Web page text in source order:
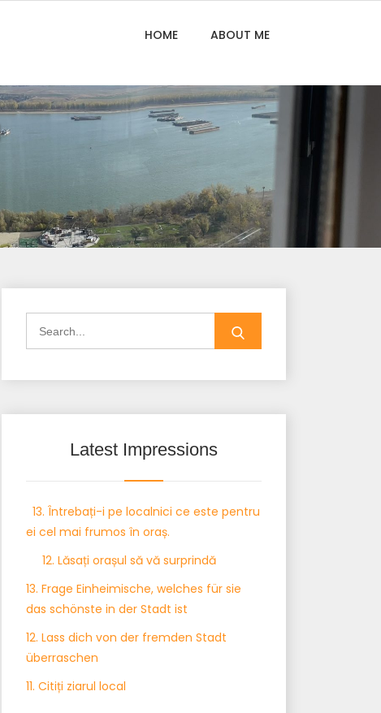
HOME ABOUT ME
Latest Impressions
13. Întrebați-i pe localnici ce este pentru
ei cel mai frumos în oraș.
12. Lăsați orașul să vă surprindă
13. Frage Einheimische, welches für sie
das schönste in der Stadt ist
12. Lass dich von der fremden Stadt
überraschen
11. Citiți ziarul local